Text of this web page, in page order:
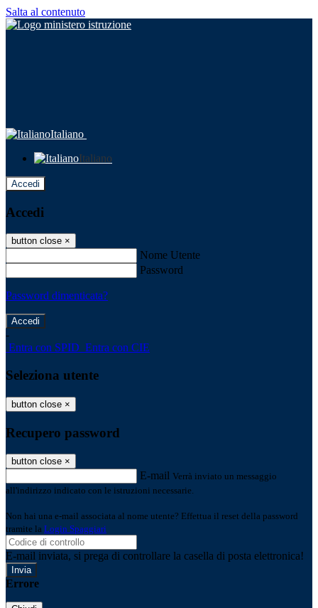
Salta al contenuto
Italiano
Italiano
Accedi
Accedi
button close ×
Nome Utente
Password
Password dimenticata?
-
Entra con SPID Entra con CIE
Seleziona utente
button close ×
Recupero password
button close ×
E-mail Verrà inviato un messaggio
all'indirizzo indicato con le istruzioni necessarie.
Non hai una e-mail associata al nome utente? Effettua il reset della password
tramite la Login Spaggiari
E-mail inviata, si prega di controllare la casella di posta elettronica!
Errore